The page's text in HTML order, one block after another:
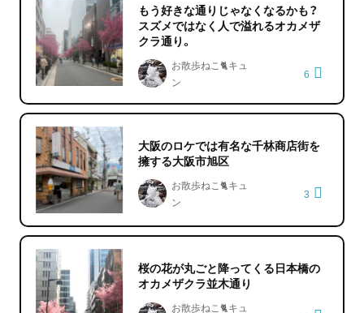
もう好きな通りじゃなくなるかも？
スズメではなく人で溢れるオカメザ
クラ通り。
お散歩ねこ🐈キュ
ン
6
大阪のロケでは有名な千林商店街を
擁する大阪市旭区
お散歩ねこ🐈キュ
ン
3
桜の花が丸ごと降ってくる日本橋の
オカメザクラ並木通り
お散歩ねこ🐈キュ